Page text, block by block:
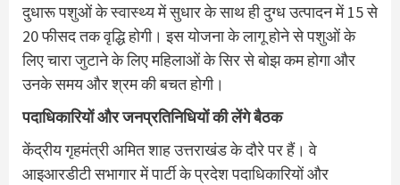
दुधारू पशुओं के स्वास्थ्य में सुधार के साथ ही दुग्ध उत्पादन में 15 से
20 फीसद तक वृद्धि होगी। इस योजना के लागू होने से पशुओं के
लिए चारा जुटाने के लिए महिलाओं के सिर से बोझ कम होगा और
उनके समय और श्रम की बचत होगी।
पदाधिकारियों और जनप्रतिनिधियों की लेंगे बैठक
केंद्रीय गृहमंत्री अमित शाह उत्तराखंड के दौरे पर हैं। वे
आइआरडीटी सभागार में पार्टी के प्रदेश पदाधिकारियों और